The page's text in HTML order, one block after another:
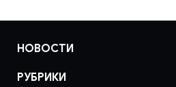
НОВОСТИ
РУБРИКИ